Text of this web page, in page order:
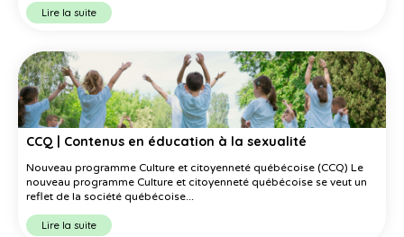
Lire la suite
CCQ | Contenus en éducation à la sexualité
Nouveau programme Culture et citoyenneté québécoise (CCQ) Le
nouveau programme Culture et citoyenneté québécoise se veut un
reflet de la société québécoise...
Lire la suite